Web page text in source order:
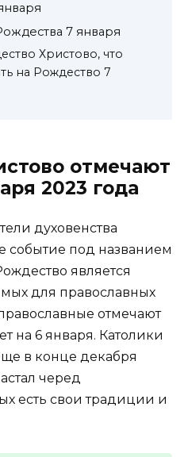
7 января
Христово, что
на Рождество 7
отмечают
2023 года
духовенства
событие под названием
является
для православных
отмечают
на 6 января. Католики
в конце декабря
черед
есть свои традиции и